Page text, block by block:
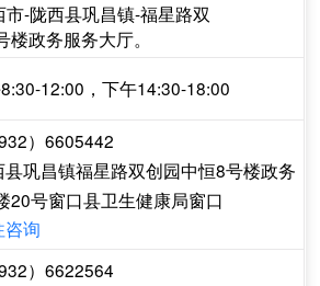
市-陇西县巩昌镇-福星路双
楼政务服务大厅。
12:00，下午14:30-18:00
）6605442
县巩昌镇福星路双创园中恒8号楼政务
20号窗口县卫生健康局窗口
咨询
）6622564